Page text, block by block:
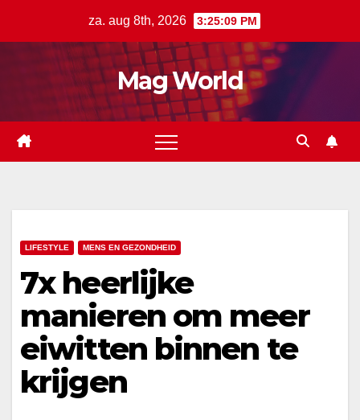
za. aug 8th, 2026 3:25:10 PM
Mag World
LIFESTYLE MENS EN GEZONDHEID
7x heerlijke
manieren om meer
eiwitten binnen te
krijgen